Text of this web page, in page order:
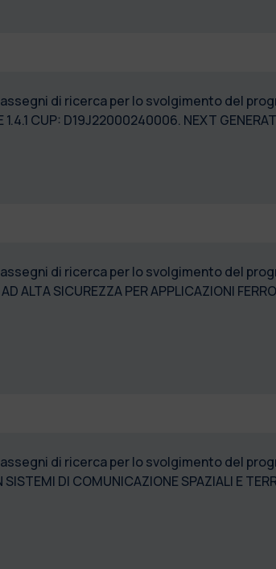
di ricerca per lo svolgimento del
1.4.1 CUP: D19J22000240006. NEXT
di ricerca per lo svolgimento del
ALTA SICUREZZA PER APPLICAZIONI
di ricerca per lo svolgimento del
DI COMUNICAZIONE SPAZIALI E